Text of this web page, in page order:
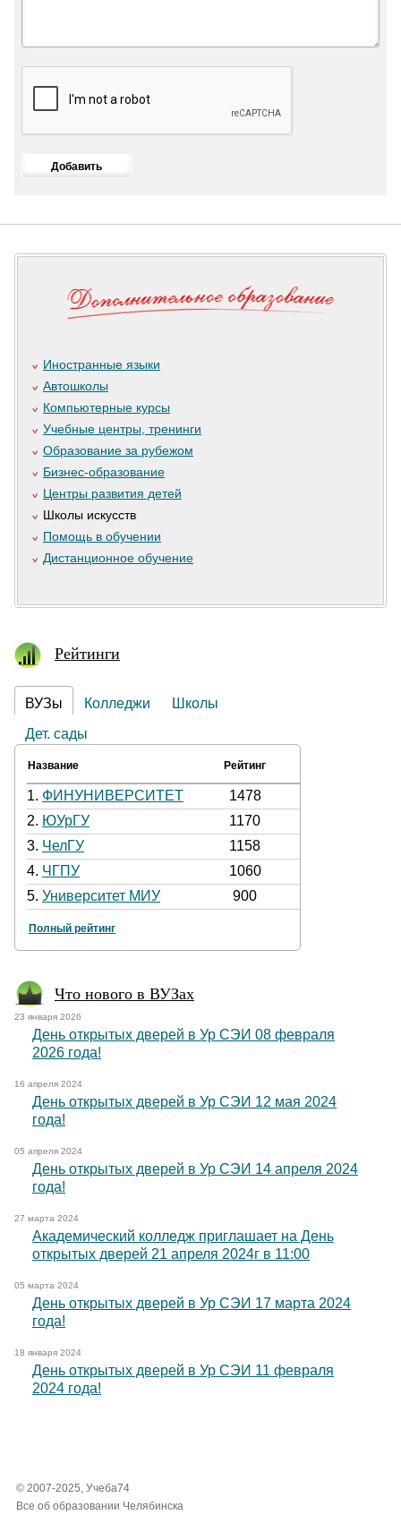
Иностранные языки
Автошколы
Компьютерные курсы
Учебные центры, тренинги
Образование за рубежом
Бизнес-образование
Центры развития детей
Школы искусств
Помощь в обучении
Дистанционное обучение
Рейтинги
ВУЗы Колледжи
Школы
Дет. сады
Название Рейтинг
1. ФИНУНИВЕРСИТЕТ
1478
2. ЮУрГУ
1170
3. ЧелГУ
1158
4. ЧГПУ
1060
5. Университет МИУ 900
Полный рейтинг
Что нового в ВУЗах
23 января 2026
День открытых дверей в Ур СЭИ 08 февраля
2026 года!
16 апреля 2024
День открытых дверей в Ур СЭИ 12 мая 2024
года!
05 апреля 2024
День открытых дверей в Ур СЭИ 14 апреля 2024
года!
27 марта 2024
Академический колледж приглашает на День
открытых дверей 21 апреля 2024г в 11:00
05 марта 2024
День открытых дверей в Ур СЭИ 17 марта 2024
года!
18 января 2024
День открытых дверей в Ур СЭИ 11 февраля
2024 года!
© 2007-2025, Учеба74
Все об образовании Челябинска